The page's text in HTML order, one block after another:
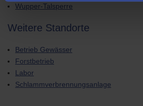
Wupper-Talsperre
Weitere Standorte
Betrieb Gewässer
Forstbetrieb
Labor
Schlammverbrennungsanlage